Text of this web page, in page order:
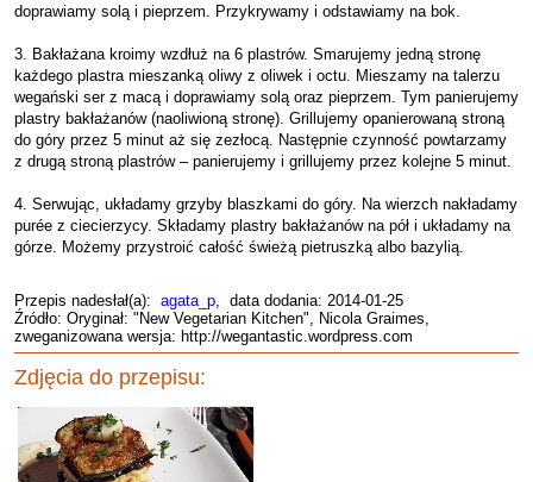
doprawiamy solą i pieprzem. Przykrywamy i odstawiamy na bok.
3. Bakłażana kroimy wzdłuż na 6 plastrów. Smarujemy jedną stronę
każdego plastra mieszanką oliwy z oliwek i octu. Mieszamy na talerzu
wegański ser z macą i doprawiamy solą oraz pieprzem. Tym panierujemy
plastry bakłażanów (naoliwioną stronę). Grillujemy opanierowaną stroną
do góry przez 5 minut aż się zezłocą. Następnie czynność powtarzamy
z drugą stroną plastrów – panierujemy i grillujemy przez kolejne 5 minut.
4. Serwując, układamy grzyby blaszkami do góry. Na wierzch nakładamy
purée z ciecierzycy. Składamy plastry bakłażanów na pół i układamy na
górze. Możemy przystroić całość świeżą pietruszką albo bazylią.
Przepis nadesłał(a): agata_p, data dodania: 2014-01-25
Źródło: Oryginał: "New Vegetarian Kitchen", Nicola Graimes,
zweganizowana wersja: http://wegantastic.wordpress.com
Zdjęcia do przepisu: